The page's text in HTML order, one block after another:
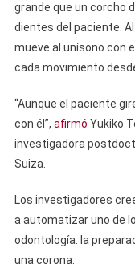
grande que un corcho
dientes del paciente.
mueve al unísono con
cada movimiento
“Aunque el paciente
con él”, afirmó Yukiko
investigadora
Suiza.
Los investigadores
a automatizar uno de
odontología: la
una corona.